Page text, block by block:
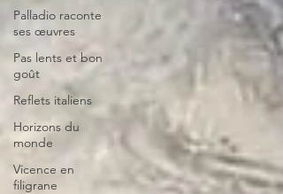
Palladio raconte
ses œuvres
Pas lents et bon
goût
Reflets italiens
Horizons du
monde
Vicence en
filigrane